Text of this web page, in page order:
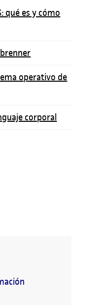
qué es y cómo
operativo de
corporal